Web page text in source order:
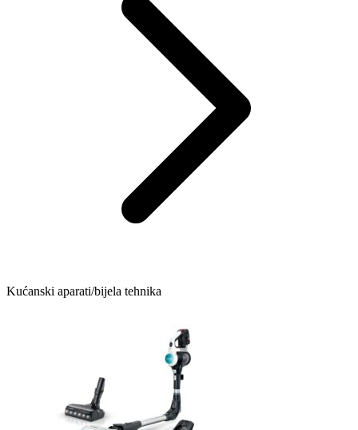
Kućanski aparati/bijela tehnika